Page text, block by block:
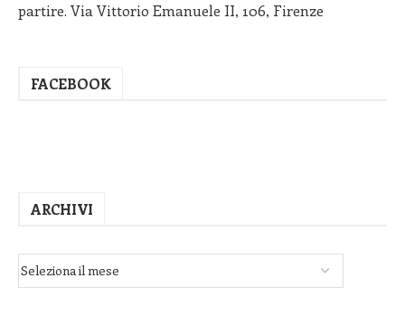
partire. Via Vittorio Emanuele II, 106, Firenze
FACEBOOK
ARCHIVI